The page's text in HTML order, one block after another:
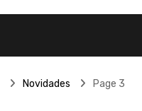
Novidades Page 3